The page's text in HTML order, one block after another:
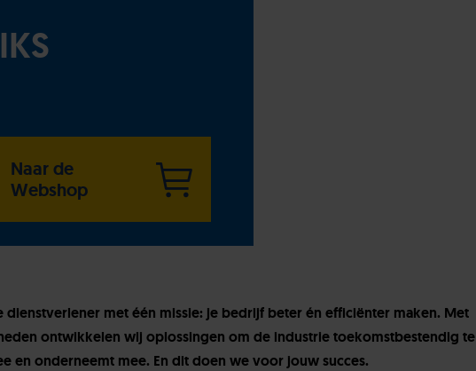
Naar de
Webshop
met één missie: je bedrijf beter én efficiënter maken. Met
ontwikkelen wij oplossingen om de industrie toekomstbestendig te
en onderneemt mee. En dit doen we voor jouw succes.